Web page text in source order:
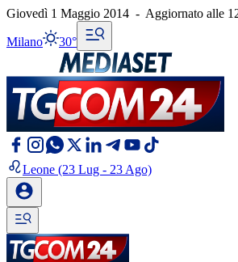
Giovedì 1 Maggio 2014 - Aggiornato alle
Milano 30°
Leone (23 Lug - 23 Ago)